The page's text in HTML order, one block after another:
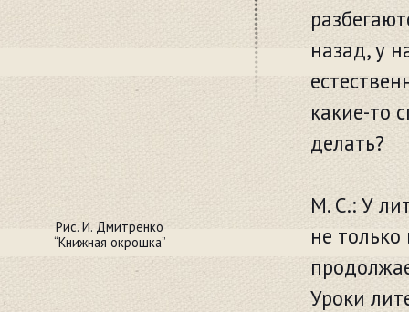
назад, у
какие-то
делать?
М. С.: У
не
Уроки
Рис. И. Дмитренко
“Книжная окрошка”